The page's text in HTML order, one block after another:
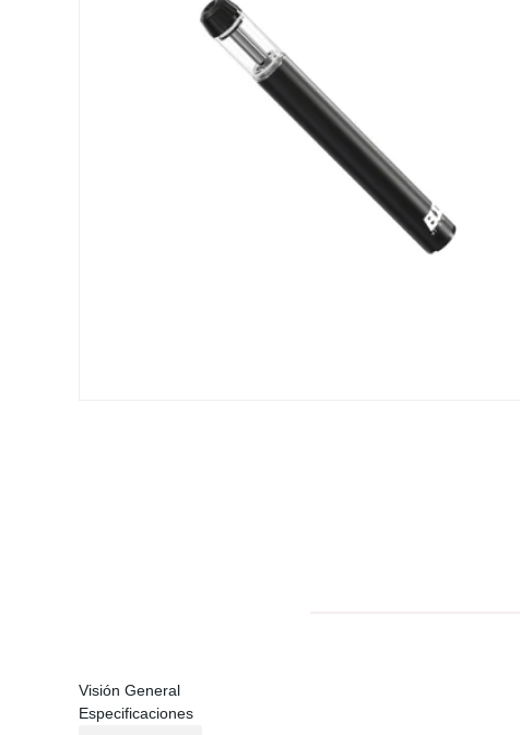
Visión General
Especificaciones